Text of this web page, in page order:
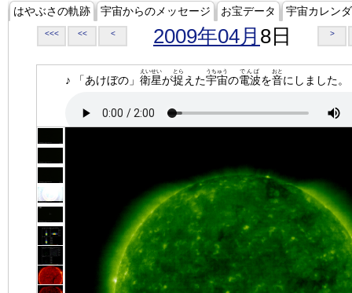
はやぶさの軌跡 宇宙からのメッセージ お宝データ 宇宙カレン
<<< << < 2009年04月 8日 >
♪ 「あけぼの」 衛星
えいせい
が捉
とら
えた宇宙
うちゅう
の電波
でんぱ
を音
おと
にしました。